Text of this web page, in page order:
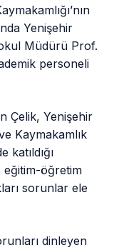
Yenişehir
Müdürü Prof.
personeli
Çelik, Yenişehir
Kaymakamlık
katıldığı
öğretim
sorunlar ele
dinleyen